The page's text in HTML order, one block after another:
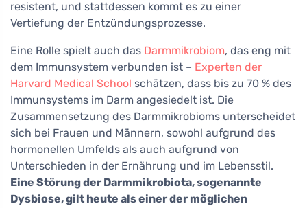
resistent, und stattdessen kommt es zu einer
Vertiefung der Entzündungsprozesse.
Eine Rolle spielt auch das Darmmikrobiom, das eng mit
dem Immunsystem verbunden ist – Experten der
Harvard Medical School schätzen, dass bis zu 70 % des
Immunsystems im Darm angesiedelt ist. Die
Zusammensetzung des Darmmikrobioms unterscheidet
sich bei Frauen und Männern, sowohl aufgrund des
hormonellen Umfelds als auch aufgrund von
Unterschieden in der Ernährung und im Lebensstil.
Eine Störung der Darmmikrobiota, sogenannte
Dysbiose, gilt heute als einer der möglichen